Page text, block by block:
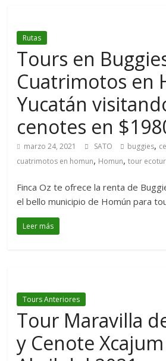
Rutas
Tours en
Cuatrimotos en
Yucatán
cenotes en
marzo 24, 2021 SATO buggies,
cuatrimotos en homun, Homun,tour
Finca Oz te ofrece la renta de
el bello municipio de Homún para
Leer más
Tours Anteriores
Tour Maravilla
y Cenote